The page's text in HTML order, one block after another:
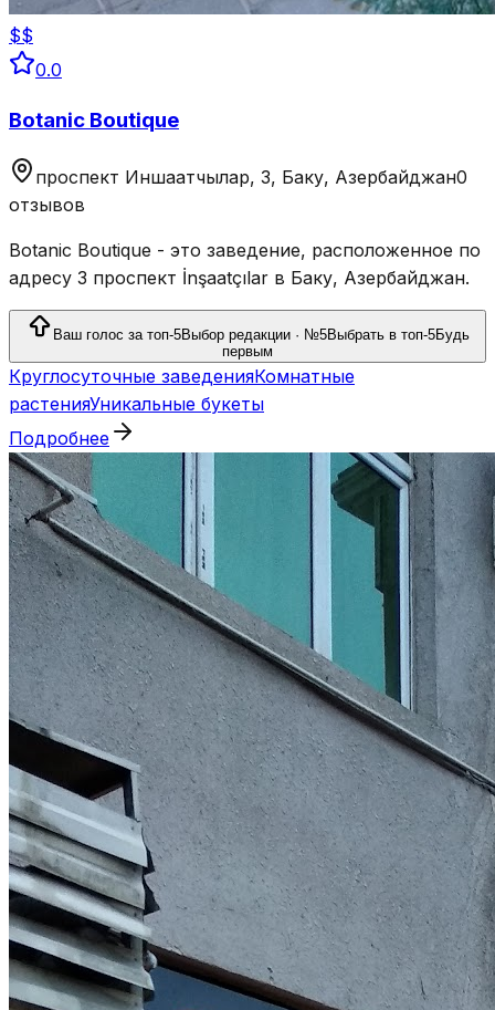
$$
0.0
Botanic Boutique
проспект Иншаатчылар, 3, Баку, Азербайджан0
отзывов
Botanic Boutique - это заведение, расположенное по
адресу 3 проспект İnşaatçılar в Баку, Азербайджан.
Ваш голос за топ-5Выбор редакции · №5Выбрать в топ-5Будь
первым
Круглосуточные заведенияКомнатные
растенияУникальные букеты
Подробнее